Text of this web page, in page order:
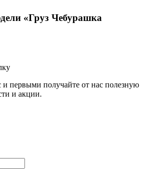
«Груз Чебурашка
и первыми получайте от нас полезную
и акции.